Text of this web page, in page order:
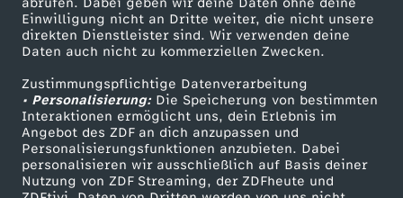
abrufen. Dabei geben wir deine Daten ohne deine
Einwilligung nicht an Dritte weiter, die nicht unsere
direkten Dienstleister sind. Wir verwenden deine
Daten auch nicht zu kommerziellen Zwecken.
Zustimmungspflichtige Datenverarbeitung
• Personalisierung:Die Speicherung von bestimmten
Interaktionen ermöglicht uns, dein Erlebnis im
Angebot des ZDF an dich anzupassen und
Personalisierungsfunktionen anzubieten. Dabei
personalisieren wir ausschließlich auf Basis deiner
Nutzung von ZDF Streaming, der ZDFheute und
-
P
a
r
t
Smart TV
ZDFtext
Livestreams
Sendungen A-Z
TV-Programm
Kontakt zum ZDF
Tickets
Zuschauerservice
Hilfe